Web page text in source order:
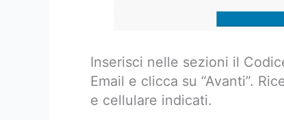
Inserisci nelle sezioni il
Email e clicca su “Avanti”.
e cellulare indicati.